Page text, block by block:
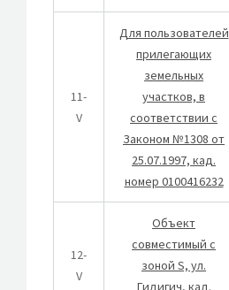
11-
V
Для пользователей
прилегающих
земельных
участков, в
соответствии с
Законом №1308 от
25.07.1997, кад.
номер 0100416232
12-
V
Объект
совместимый с
зоной S, ул.
Гидигич, кад.